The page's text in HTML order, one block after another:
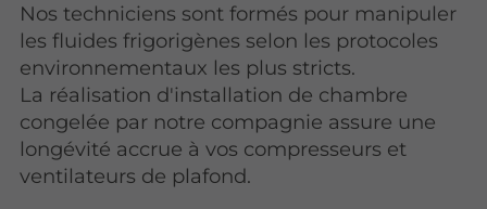
Nos techniciens sont formés pour manipuler
les fluides frigorigènes selon les protocoles
environnementaux les plus stricts.
La réalisation d'installation de chambre
congelée par notre compagnie assure une
longévité accrue à vos compresseurs et
ventilateurs de plafond.